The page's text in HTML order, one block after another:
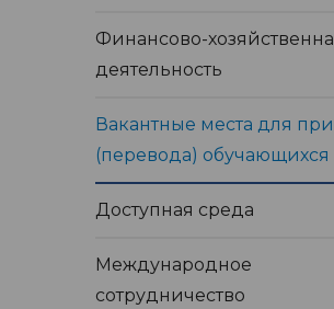
Финансово-
деятельность
Вакантные места для
(перевода) обучающихся
Доступная среда
Международное
сотрудничество